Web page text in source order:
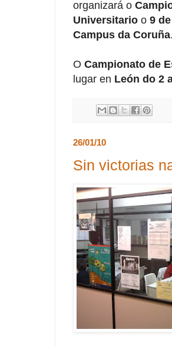
organizará o
Universitario o 9
Campus da Coruña
O Campionato de
lugar en León do 2
26/01/10
Sin victorias